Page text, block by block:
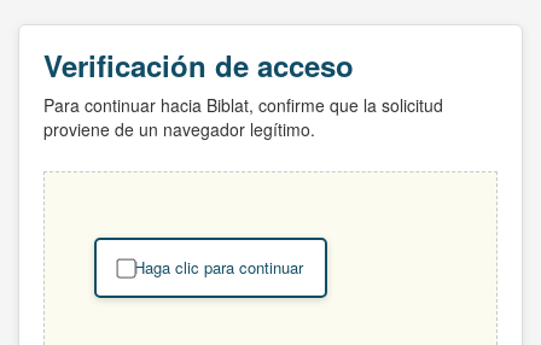
Verificación de acceso
Para continuar hacia Biblat, confirme que la solicitud
proviene de un navegador legítimo.
Haga clic para continuar